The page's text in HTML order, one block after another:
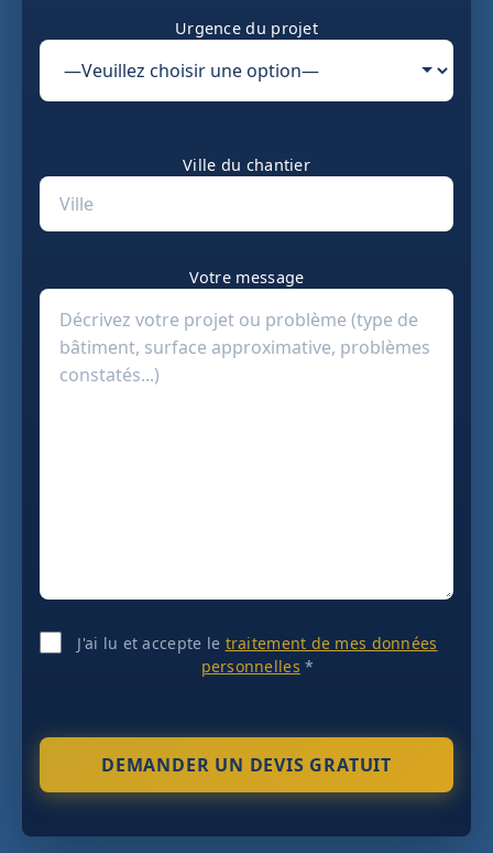
Urgence du projet
Ville du chantier
Votre message
J'ai lu et accepte le traitement de mes données
personnelles *